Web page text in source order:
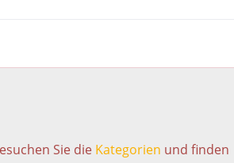
Sie die Kategorien und finden